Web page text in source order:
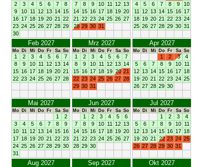
2
3 4 5 6 7
8
9
10 11 12 13 14 15
16 17 18 19 20 21 22
23 24 25 26 27 28 29
30
7
8 9 10 11 12 13
14 15 16 17 18 19 20
21 22 23 24 25 26 27
28 29 30 31
4
5 6 7 8 9
10
11
12 13 14 15 16 17
18 19 20 21 22 23 24
25 26 27 28 29 30 31
Feb 2027
Mo Di Mi Do Fr Sa So
1 2 3 4 5 6
7
8
9 10 11 12 13 14
15 16 17 18 19 20 21
22 23 24 25 26 27 28
Mrz 2027
Mo Di Mi Do Fr Sa So
1 2 3 4 5 6
7
8
9 10 11 12 13 14
15 16 17 18 19 20 21
22 23 24 25 26 27 28
29 30 31
Apr 2027
Mo Di Mi Do Fr Sa So
1 2 3
4
5
6 7 8 9 10 11
12 13 14 15 16 17 18
19 20 21 22 23 24 25
26 27 28 29 30
Mai 2027
Mo Di Mi Do Fr Sa So
1
2
3
4 5 6 7 8
9
10 11 12 13 14 15 16
17 18 19 20 21 22 23
24 25 26 27 28 29 30
31
Jun 2027
Mo Di Mi Do Fr Sa So
1 2 3 4 5
6
7
8 9 10 11 12 13
14 15 16 17 18 19 20
21 22 23 24 25 26 27
28 29 30
Jul 2027
Mo Di Mi Do Fr Sa So
1 2 3
4
5
6 7 8 9 10 11
12 13 14 15 16 17 18
19 20 21 22 23 24 25
26 27 28 29 30 31
Aug 2027 Sep 2027 Okt 2027